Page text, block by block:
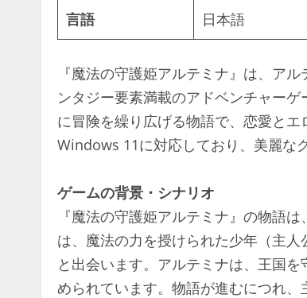
言語 日本語
『魔法の守護姫アルテミナ』は、ア
ンタジー要素満載のアドベンチャー
に冒険を繰り広げる物語で、恋愛と
Windows 11に対応しており、美麗な
ゲームの背景・シナリオ
『魔法の守護姫アルテミナ』の物語
は、魔法の力を授けられた少年（主
と出会います。アルテミナは、王国
められています。物語が進むにつれ